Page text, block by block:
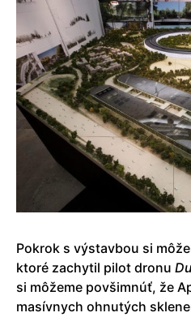
Pokrok s výstavbou si
ktoré zachytil pilot dronu
si môžeme povšimnúť, že
masívnych ohnutých